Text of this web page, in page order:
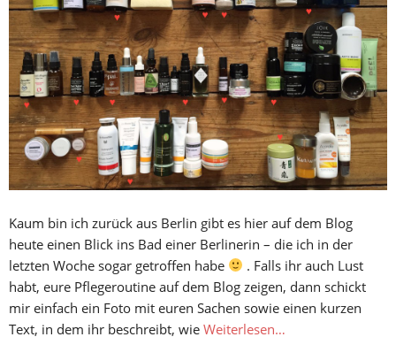
Kaum bin ich zurück aus Berlin gibt es hier auf dem Blog
heute einen Blick ins Bad einer Berlinerin – die ich in der
letzten Woche sogar getroffen habe
. Falls ihr auch Lust
habt, eure Pflegeroutine auf dem Blog zeigen, dann schickt
mir einfach ein Foto mit euren Sachen sowie einen kurzen
Text, in dem ihr beschreibt, wie Weiterlesen…